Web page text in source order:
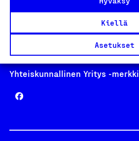
Kiellä
Asetukset
Yhteiskunnallinen Yritys -merkki